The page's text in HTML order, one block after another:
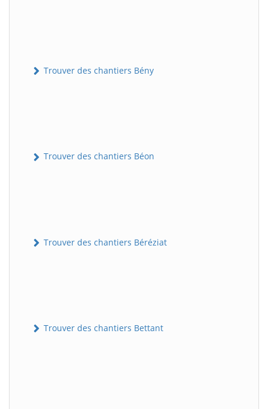
Trouver des chantiers Bény
Trouver des chantiers Béon
Trouver des chantiers Béréziat
Trouver des chantiers Bettant